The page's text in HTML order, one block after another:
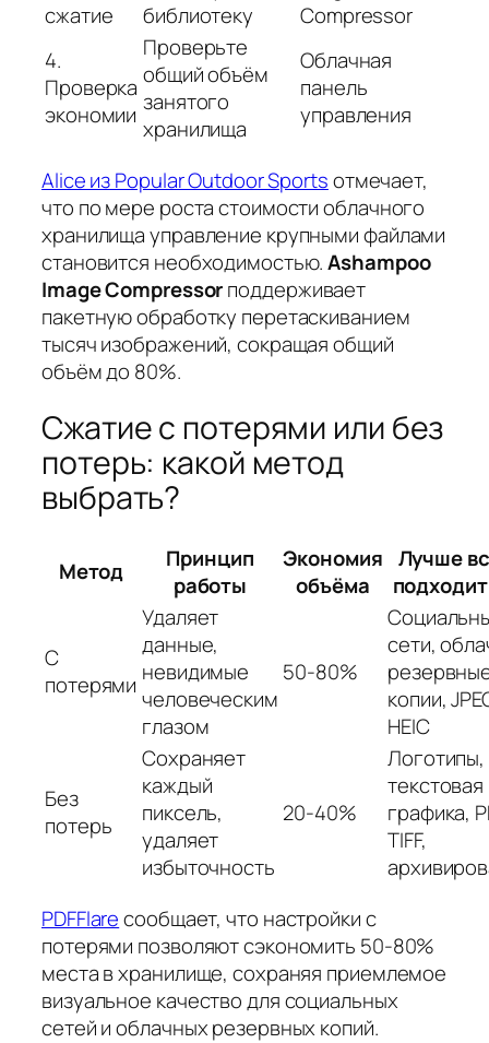
сжатие
библиотеку
Compressor
4.
Проверка
экономии
Проверьте
общий объём
занятого
хранилища
Облачная
панель
управления
Alice из Popular Outdoor Sportsотмечает,
что по мере роста стоимости облачного
хранилища управление крупными файлами
становится необходимостью.Ashampoo
Image Compressorподдерживает
пакетную обработку перетаскиванием
тысяч изображений, сокращая общий
объём до 80%.
Сжатие с потерями или без
потерь: какой метод
выбрать?
Метод
Принцип
работы
Экономия
объёма
Лучше
С
потерями
Удаляет
данные,
невидимые
человеческим
глазом
50-80%
сети,
копии,
HEIC
Без
потерь
Сохраняет
каждый
пиксель,
удаляет
избыточность
20-40%
Логотипы,
текстовая
графика,
TIFF,
PDFFlareсообщает, что настройки с
потерями позволяют сэкономить 50-80%
места в хранилище, сохраняя приемлемое
визуальное качество для социальных
сетей и облачных резервных копий.